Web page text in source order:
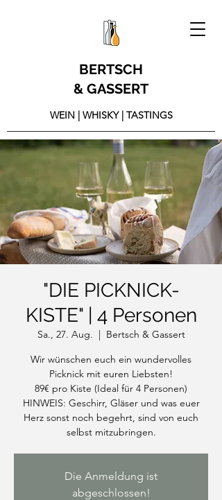
BERTSCH
& GASSERT
WEIN | WHISKY | TASTINGS
"DIE PICKNICK-
KISTE" | 4 Personen
Sa., 27. Aug.
  |
Bertsch & Gassert
Wir wünschen euch ein wundervolles
Picknick mit euren Liebsten!
89€ pro Kiste (Ideal für 4 Personen)
HINWEIS: Geschirr, Gläser und was euer
Herz sonst noch begehrt, sind von euch
Die Anmeldung ist
abgeschlossen!